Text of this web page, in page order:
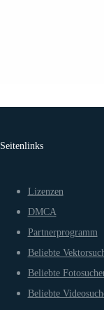
Seitenlinks
Lizenzen
DMCA
Partnerprogramm
Beliebte
Beliebte
Beliebte